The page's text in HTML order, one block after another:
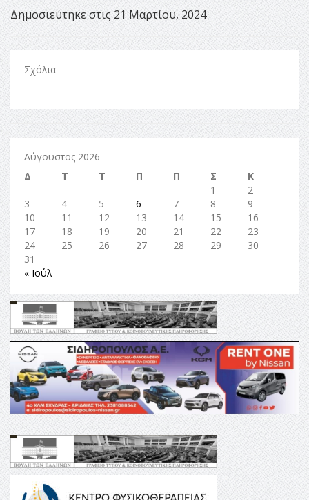
Δημοσιεύτηκε στις 21 Μαρτίου, 2024
Σχόλια
Αύγουστος 2026
Δ
Τ Τ Π Π Σ
Κ
1
2
3
4 5 6 7 8
9
10
11 12 13 14 15
16
17
18 19 20 21 22
23
24
25 26 27 28 29
30
31
« Ιούλ